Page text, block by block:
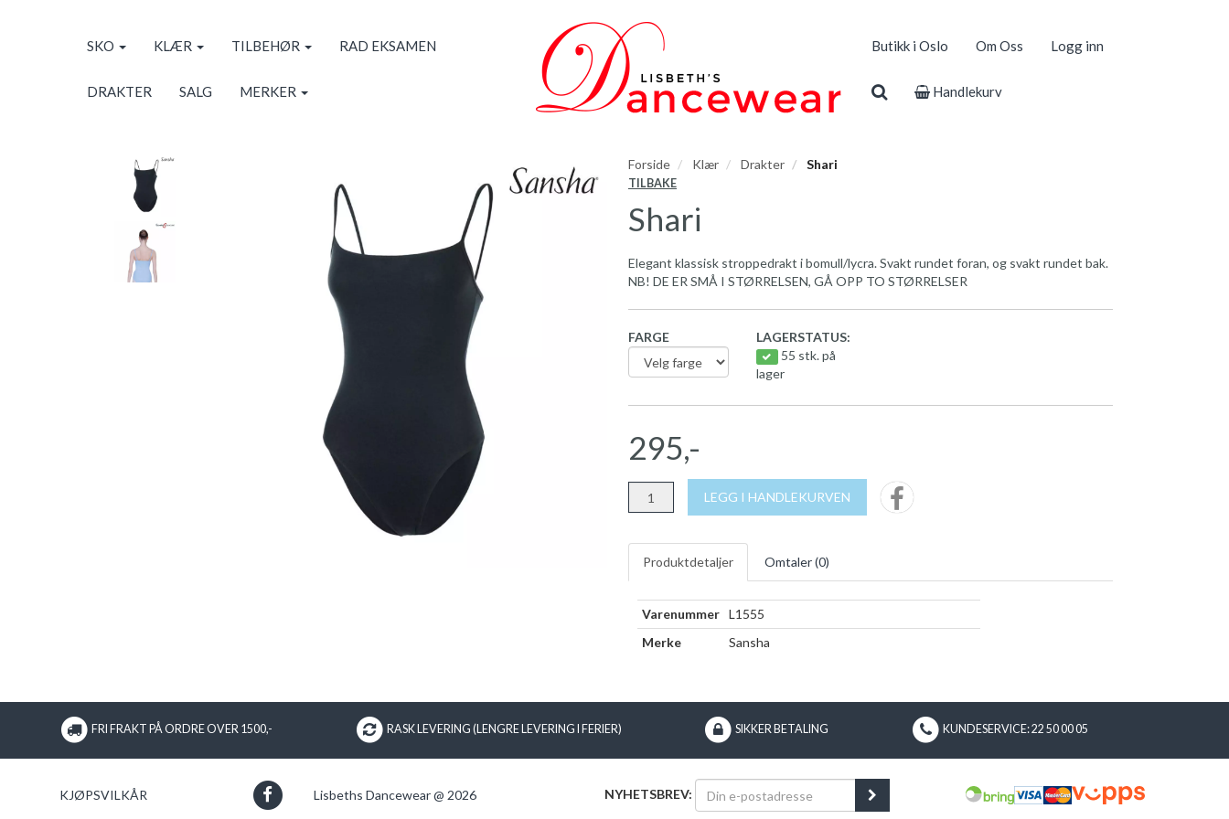
SKO KLÆR TILBEHØR RAD EKSAMEN
DRAKTER SALG MERKER
Butikk i Oslo Om Oss Logg inn
Handlekurv
Forside Klær Drakter Shari
TILBAKE
Shari
Elegant klassisk stroppedrakt i bomull/lycra. Svakt rundet foran, og svakt rundet bak.
NB! DE ER SMÅ I STØRRELSEN, GÅ OPP TO STØRRELSER
FARGE
LAGERSTATUS:
55 stk. på
lager
295,-
LEGG I HANDLEKURVEN
Produktdetaljer Omtaler (0)
Varenummer L1555
Merke
Sansha
FRI FRAKT PÅ ORDRE OVER 1500,- RASK LEVERING (LENGRE LEVERING I FERIER) SIKKER BETALING KUNDESERVICE: 22 50 00 05
KJØPSVILKÅR Lisbeths Dancewear @ 2026 NYHETSBREV: